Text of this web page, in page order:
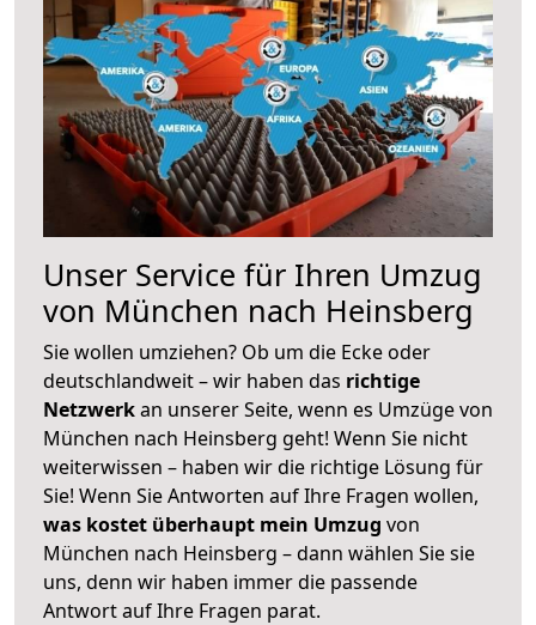
Unser Service für Ihren Umzug
von München nach Heinsberg
Sie wollen umziehen? Ob um die Ecke oder
deutschlandweit – wir haben das richtige
Netzwerkan unserer Seite, wenn es Umzüge von
München nach Heinsberg geht! Wenn Sie nicht
weiterwissen – haben wir die richtige Lösung für
Sie! Wenn Sie Antworten auf Ihre Fragen wollen,
was kostet überhaupt mein Umzug von
München nach Heinsberg – dann wählen Sie sie
uns, denn wir haben immer die passende
Antwort auf Ihre Fragen parat.